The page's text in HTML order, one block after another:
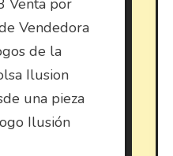
Venta por
Vendedora
de la
Ilusion
una pieza
Ilusión